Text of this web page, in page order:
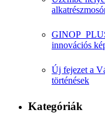
innovációs
Új fejezet a
történések
Kategóriák